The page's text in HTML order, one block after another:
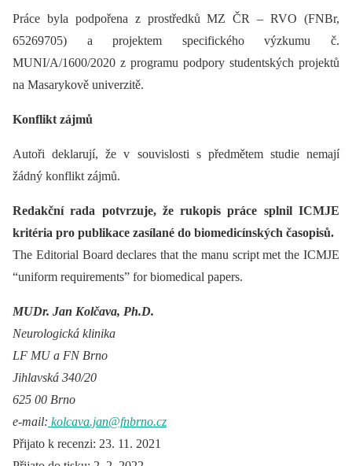
Práce byla podpořena z prostředků MZ ČR –⁠ RVO (FNBr,
65269705) a projektem specifického výzkumu č.
MUNI/A/1600/2020 z programu podpory studentských projektů
na Masarykově univerzitě.
Konflikt zájmů
Autoři deklarují, že v souvislosti s předmětem studie nemají
žádný konflikt zájmů.
Redakční rada potvrzuje, že rukopis práce splnil ICMJE
kritéria pro publikace zasílané do biomedicínských časopisů.
The Editorial Board declares that the manu script met the ICMJE
“uniform requirements” for biomedical papers.
MUDr. Jan Kolčava, Ph.D.
Neurologická klinika
LF MU a FN Brno
Jihlavská 340/20
625 00 Brno
e-mail: kolcava.jan@fnbrno.cz
Přijato k recenzi: 23. 11. 2021